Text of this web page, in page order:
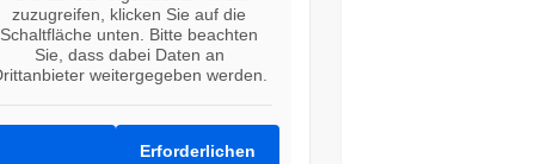
zuzugreifen, klicken Sie auf die
Schaltfläche unten. Bitte beachten
Sie, dass dabei Daten an
weitergegeben werden.
Erforderlichen